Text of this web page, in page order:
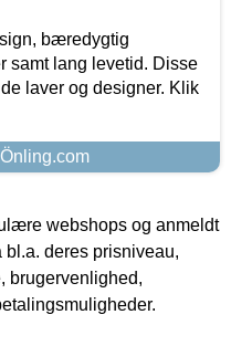
bæredygtig
samt lang levetid. Disse
laver og designer. Klik
webshops og anmeldt
bl.a. deres prisniveau,
brugervenlighed,